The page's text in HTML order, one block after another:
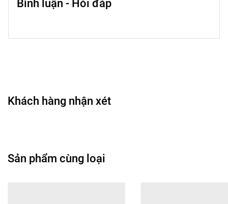
Bình luận - Hỏi đáp
Khách hàng nhận xét
Sản phẩm cùng loại